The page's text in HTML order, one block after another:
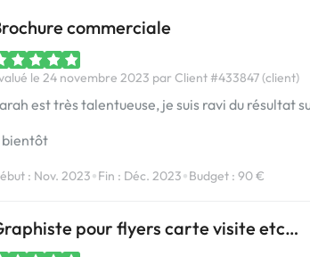
commerciale
le 24 novembre 2023 par Client #433847 (client)
est très talentueuse, je suis ravi du résultat
bientôt
: Nov. 2023•Fin : Déc. 2023•Budget : 90 €
pour flyers carte visite etc…